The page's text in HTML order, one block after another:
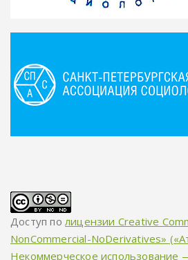
Доступ полицензии Creative
NonCommercial-NoDerivatives»
Некоммерческое